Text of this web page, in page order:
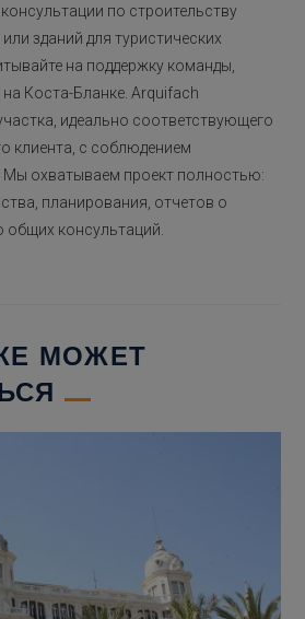
по строительству
зданий для туристических
на поддержку команды,
Коста-Бланке. Arquifach
идеально соответствующего
клиента, с соблюдением
охватываем проект полностью:
планирования, отчетов о
общих консультаций.
МОЖЕТ